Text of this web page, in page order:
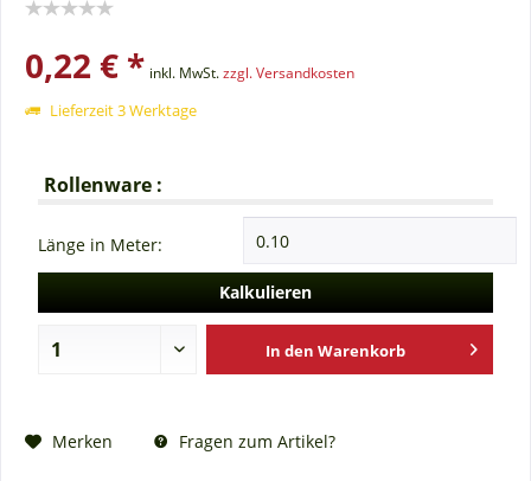
0,22 € * inkl. MwSt.zzgl. Versandkosten
Lieferzeit 3 Werktage
Rollenware :
Länge in Meter:
Kalkulieren
In den Warenkorb
Merken Fragen zum Artikel?